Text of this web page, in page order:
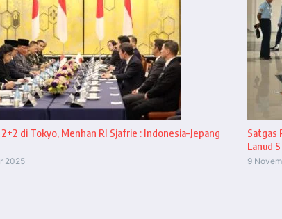
di Tokyo, Menhan RI Sjafrie : Indonesia–Jepang
2025
Satgas
Lanud S
9